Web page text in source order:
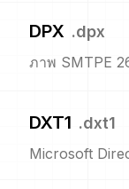
DPX .dpx
ภาพ SMTPE
DXT1 .dxt1
Microsoft